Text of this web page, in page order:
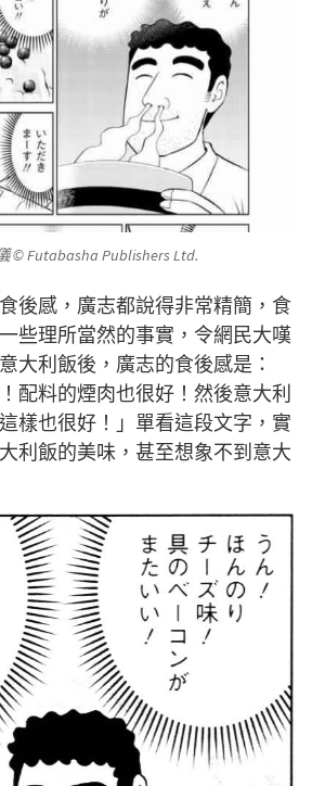
© Futabasha Publishers Ltd.
後感，廣志都說得非常精簡，食
些理所當然的事實，令網民大嘆
大利飯後，廣志的食後感是：
配料的煙肉也很好！然後意大利
樣也很好！」單看這段文字，實
利飯的美味，甚至想象不到意大